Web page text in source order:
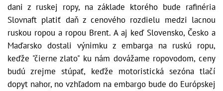
dani z ruskej ropy, na základe ktorého bude rafinéria
Slovnaft platiť daň z cenového rozdielu medzi lacnou
ruskou ropou a ropou Brent. A aj keď Slovensko, Česko a
Maďarsko dostali výnimku z embarga na ruskú ropu,
keďže "čierne zlato" ku nám dovážame ropovodom, ceny
budú zrejme stúpať, keďže motoristická sezóna tlačí
dopyt nahor, no vzhľadom na embargo bude do Európskej